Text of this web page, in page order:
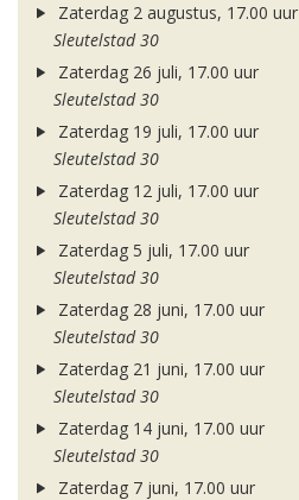
Zaterdag 2 augustus, 17.00 uur
Sleutelstad 30
Zaterdag 26 juli, 17.00 uur
Sleutelstad 30
Zaterdag 19 juli, 17.00 uur
Sleutelstad 30
Zaterdag 12 juli, 17.00 uur
Sleutelstad 30
Zaterdag 5 juli, 17.00 uur
Sleutelstad 30
Zaterdag 28 juni, 17.00 uur
Sleutelstad 30
Zaterdag 21 juni, 17.00 uur
Sleutelstad 30
Zaterdag 14 juni, 17.00 uur
Sleutelstad 30
Zaterdag 7 juni, 17.00 uur